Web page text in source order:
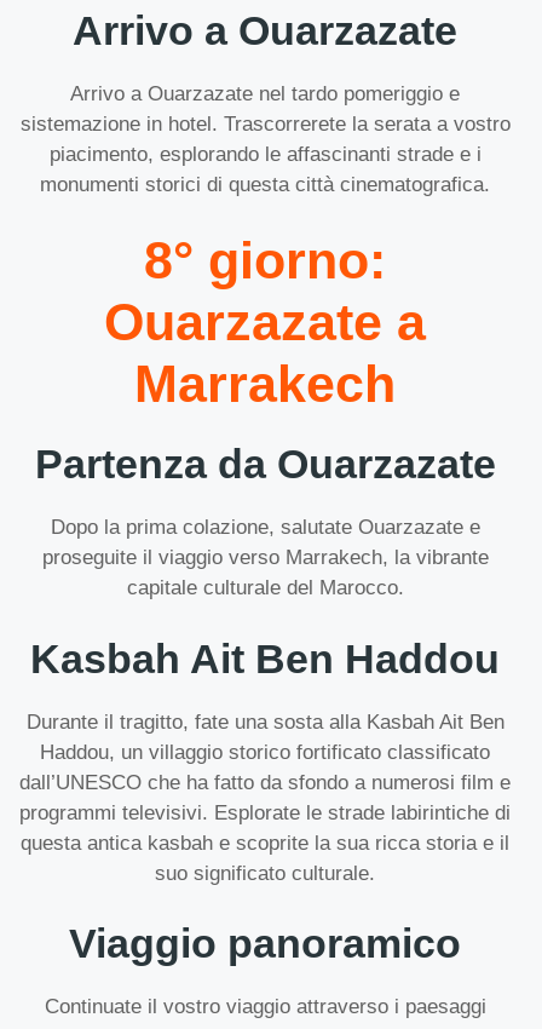
Arrivo a Ouarzazate
Arrivo a Ouarzazate nel tardo pomeriggio e
sistemazione in hotel. Trascorrerete la serata a vostro
piacimento, esplorando le affascinanti strade e i
monumenti storici di questa città cinematografica.
8° giorno:
Ouarzazate a
Marrakech
Partenza da Ouarzazate
Dopo la prima colazione, salutate Ouarzazate e
proseguite il viaggio verso Marrakech, la vibrante
capitale culturale del Marocco.
Kasbah Ait Ben Haddou
Durante il tragitto, fate una sosta alla Kasbah Ait Ben
Haddou, un villaggio storico fortificato classificato
dall’UNESCO che ha fatto da sfondo a numerosi film e
programmi televisivi. Esplorate le strade labirintiche di
questa antica kasbah e scoprite la sua ricca storia e il
suo significato culturale.
Viaggio panoramico
Continuate il vostro viaggio attraverso i paesaggi